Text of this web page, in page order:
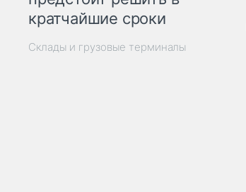
кратчайшие сроки
Склады и грузовые терминалы